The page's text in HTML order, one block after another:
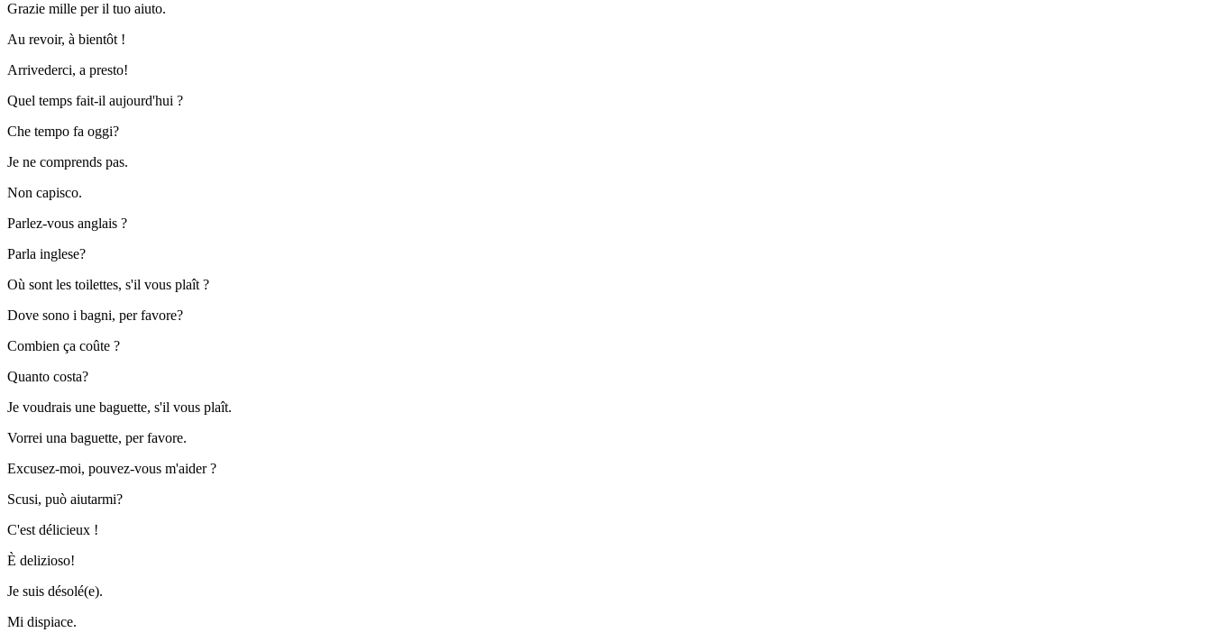
Grazie mille per il tuo aiuto.
Au revoir, à bientôt !
Arrivederci, a presto!
Quel temps fait-il aujourd'hui ?
Che tempo fa oggi?
Je ne comprends pas.
Non capisco.
Parlez-vous anglais ?
Parla inglese?
Où sont les toilettes, s'il vous plaît ?
Dove sono i bagni, per favore?
Combien ça coûte ?
Quanto costa?
Je voudrais une baguette, s'il vous plaît.
Vorrei una baguette, per favore.
Excusez-moi, pouvez-vous m'aider ?
Scusi, può aiutarmi?
C'est délicieux !
È delizioso!
Je suis désolé(e).
Mi dispiace.